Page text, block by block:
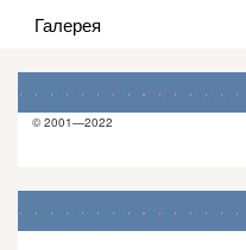
Галерея
© 2001—2022